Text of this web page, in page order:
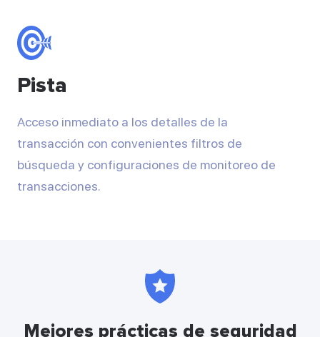
Pista
Acceso inmediato a los detalles de la
transacción con convenientes filtros de
búsqueda y configuraciones de monitoreo de
transacciones.
Mejores prácticas de seguridad